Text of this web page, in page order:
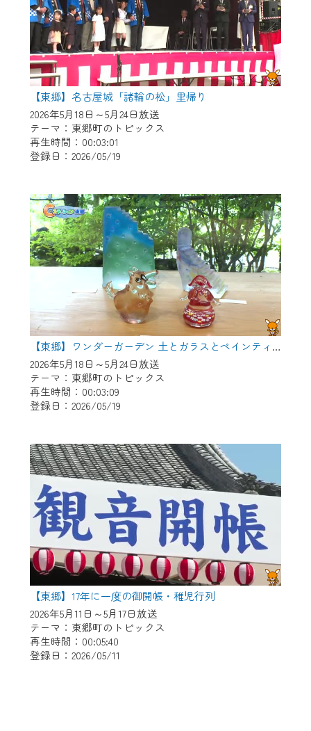
【東郷】名古屋城「諸輪の松」里帰り
2026年5月18日～5月24日放送
テーマ：東郷町のトピックス
再生時間：00:03:01
登録日：2026/05/19
【東郷】ワンダーガーデン 土とガラスとペインティング
2026年5月18日～5月24日放送
テーマ：東郷町のトピックス
再生時間：00:03:09
登録日：2026/05/19
【東郷】17年に一度の御開帳・稚児行列
2026年5月11日～5月17日放送
テーマ：東郷町のトピックス
再生時間：00:05:40
登録日：2026/05/11